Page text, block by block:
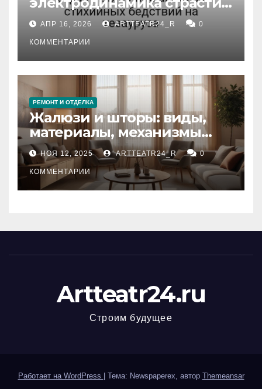
влияние анализа
стихийных бедствий на
тезауруса
АПР 16, 2026 ARTTEATR24_R 0
КОММЕНТАРИИ
РЕМОНТ И ОТДЕЛКА
Жалюзи и шторы: виды,
материалы, механизмы
управления и уход
НОЯ 12, 2025 ARTTEATR24_R 0
КОММЕНТАРИИ
Artteatr24.ru
Строим будущее
Работает на WordPress Тема: Newspaperex, автор Themeansar